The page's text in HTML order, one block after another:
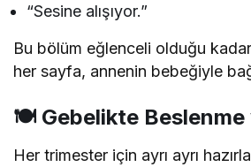
“Sesine alışıyor.”
Bu bölüm eğlenceli olduğu
her sayfa, annenin bebeğiyle
🍽️ Gebelikte Beslenme
Her trimester için ayrı ayrı